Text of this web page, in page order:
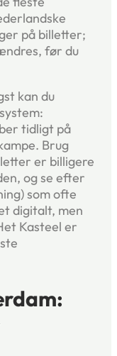
på billetter;
før du
kan du
tidligt på
Brug
er billigere
og se efter
som ofte
digitalt, men
Kasteel er